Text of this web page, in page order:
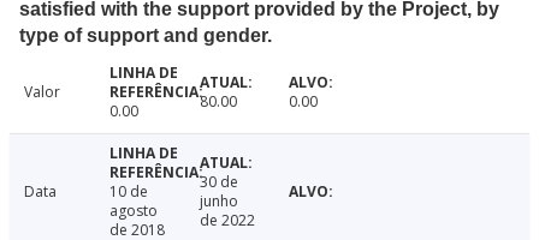
satisfied with the support provided by the Project, by
type of support and gender.
Valor
0.00
80.00 0.00
Data
10 de
agosto
de 2018
30 de
junho
de 2022